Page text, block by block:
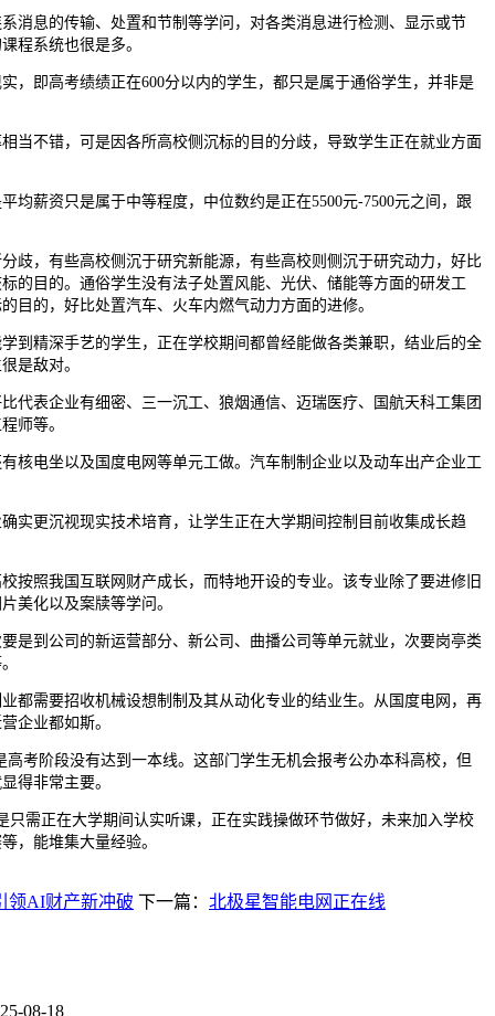
息的传输、处置和节制等学问，对各类消息进行检测、显示或节
程系统也很是多。
即高考绩绩正在600分以内的学生，都只是属于通俗学生，并非是
不错，可是因各所高校侧沉标的目的分歧，导致学生正在就业方面
薪资只是属于中等程度，中位数约是正在5500元-7500元之间，跟
，有些高校侧沉于研究新能源，有些高校则侧沉于研究动力，好比
的目的。通俗学生没有法子处置风能、光伏、储能等方面的研发工
目的，好比处置汽车、火车内燃气动力方面的进修。
精深手艺的学生，正在学校期间都曾经能做各类兼职，结业后的全
是敌对。
表企业有细密、三一沉工、狼烟通信、迈瑞医疗、国航天科工集团
师等。
电坐以及国度电网等单元工做。汽车制制企业以及动车出产企业工
更沉视现实技术培育，让学生正在大学期间控制目前收集成长趋
照我国互联网财产成长，而特地开设的专业。该专业除了要进修旧
美化以及案牍等学问。
到公司的新运营部分、新公司、曲播公司等单元就业，次要岗亭类
需要招收机械设想制制及其从动化专业的结业生。从国度电网，再
企业都如斯。
阶段没有达到一本线。这部门学生无机会报考公办本科高校，但
得非常主要。
正在大学期间认实听课，正在实践操做环节做好，未来加入学校
，能堆集大量经验。
领AI财产新冲破 下一篇： 北极星智能电网正在线
08-18